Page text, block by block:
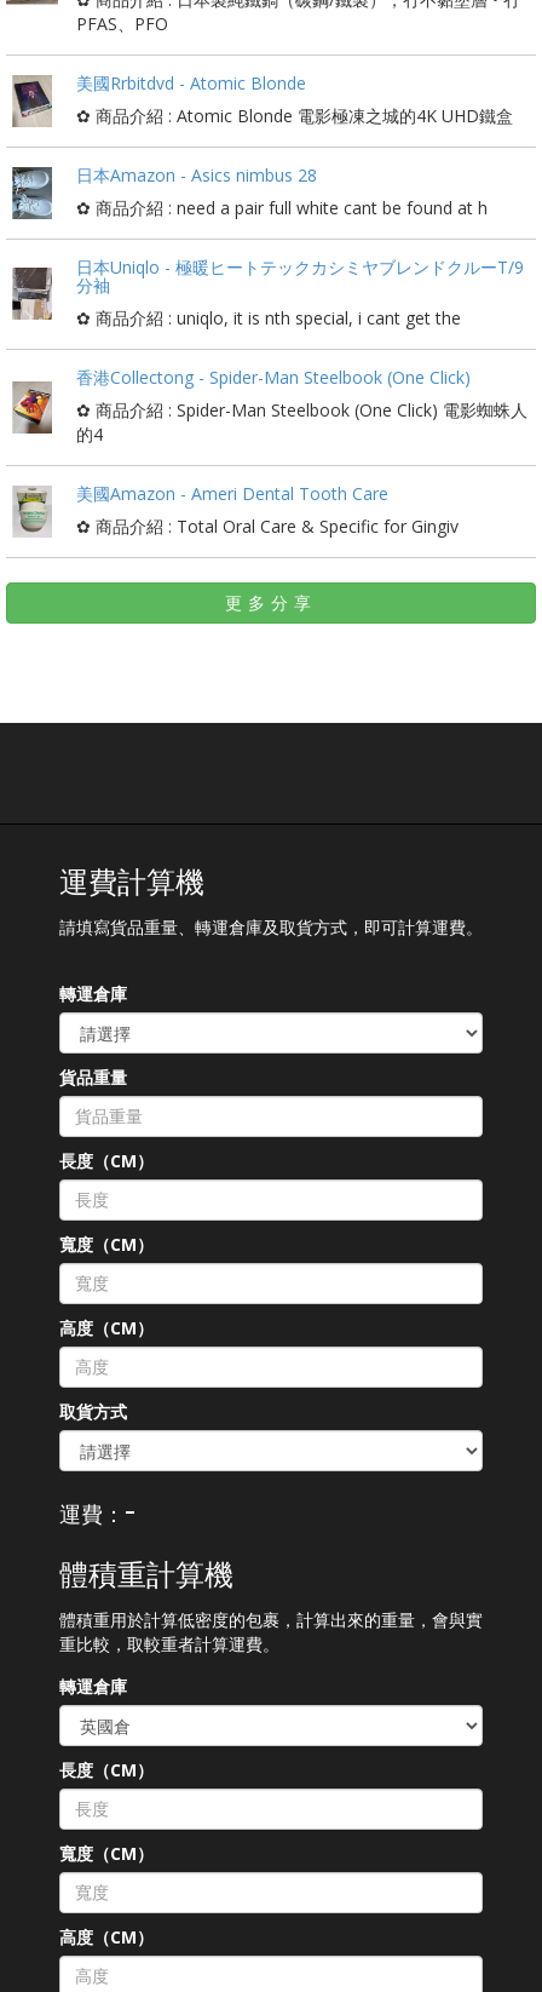
PFAS、PFO
美國Rrbitdvd - Atomic Blonde
✿ 商品介紹 : Atomic Blonde 電影極凍之城的4K UHD鐵盒
日本Amazon - Asics nimbus 28
✿ 商品介紹 : need a pair full white cant be found at h
日本Uniqlo - 極暖ヒートテックカシミヤブレンドクルーT/9
分袖
✿ 商品介紹 : uniqlo, it is nth special, i cant get the
香港Collectong - Spider-Man Steelbook (One Click)
✿ 商品介紹 : Spider-Man Steelbook (One Click) 電影蜘蛛人
的4
美國Amazon - Ameri Dental Tooth Care
✿ 商品介紹 : Total Oral Care & Specific for Gingiv
更多分享
運費計算機
請填寫貨品重量、轉運倉庫及取貨方式，即可計算運費。
轉運倉庫
貨品重量
長度（CM）
寬度（CM）
高度（CM）
取貨方式
運費： -
體積重計算機
體積重用於計算低密度的包裹，計算出來的重量，會與實
重比較，取較重者計算運費。
轉運倉庫
長度（CM）
寬度（CM）
高度（CM）